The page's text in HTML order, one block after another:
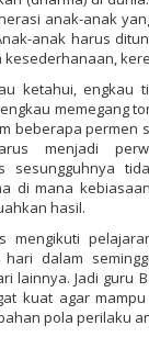
anak-anak
anak harus
kesederhanaan,
ketahui, engkau
memegang
beberapa permen
menjadi
sesungguhnya
di mana
hasil.
mengikuti
dalam
lainnya. Jadi guru
kuat agar
pola perilaku